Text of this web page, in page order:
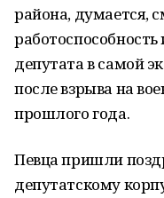
района, думается,
работоспособность
депутата в самой
после взрыва на
прошлого года.
Певца пришли
депутатскому